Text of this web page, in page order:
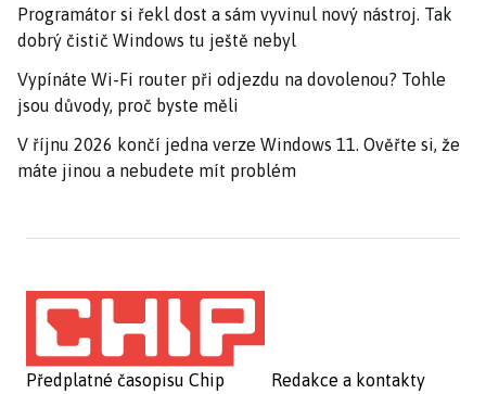
Programátor si řekl dost a sám vyvinul nový nástroj. Tak
dobrý čistič Windows tu ještě nebyl
Vypínáte Wi-Fi router při odjezdu na dovolenou? Tohle
jsou důvody, proč byste měli
V říjnu 2026 končí jedna verze Windows 11. Ověřte si, že
máte jinou a nebudete mít problém
Předplatné časopisu Chip
Redakce a kontakty